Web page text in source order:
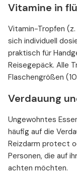
Vitamine in
Vitamin-Tropfen (z.
sich individuell
praktisch für
Reisegepäck. Alle
Flaschengrößen
Verdauung
Ungewohntes
häufig auf die
Reizdarm protect
Personen, die auf
achten möchten.